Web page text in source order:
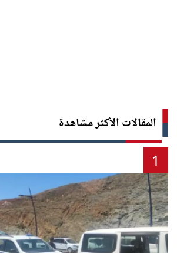
المقالات الأكثر مشاهدة
1